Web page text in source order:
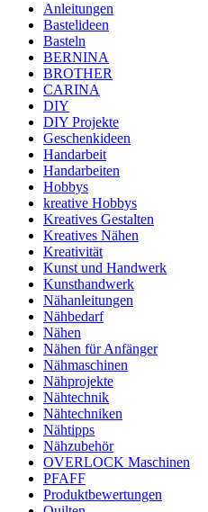
Anleitungen
Bastelideen
Basteln
BERNINA
BROTHER
CARINA
DIY
DIY Projekte
Geschenkideen
Handarbeit
Handarbeiten
Hobbys
kreative Hobbys
Kreatives Gestalten
Kreatives Nähen
Kreativität
Kunst und Handwerk
Kunsthandwerk
Nähanleitungen
Nähbedarf
Nähen
Nähen für Anfänger
Nähmaschinen
Nähprojekte
Nähtechnik
Nähtechniken
Nähtipps
Nähzubehör
OVERLOCK Maschinen
PFAFF
Produktbewertungen